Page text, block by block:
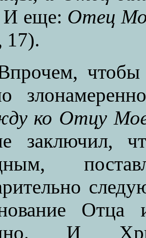
И еще: Отец
17).
чтобы
ко Отцу
заключил,
И